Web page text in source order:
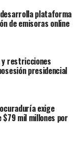
plataforma
de emisoras online
y restricciones
presidencial
exige
mil millones por